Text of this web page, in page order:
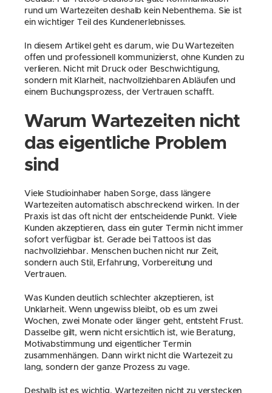
rund um Wartezeiten deshalb kein Nebenthema. Sie ist
ein wichtiger Teil des Kundenerlebnisses.
In diesem Artikel geht es darum, wie Du Wartezeiten
offen und professionell kommunizierst, ohne Kunden zu
verlieren. Nicht mit Druck oder Beschwichtigung,
sondern mit Klarheit, nachvollziehbaren Abläufen und
einem Buchungsprozess, der Vertrauen schafft.
Warum Wartezeiten nicht
das eigentliche Problem
sind
Viele Studioinhaber haben Sorge, dass längere
Wartezeiten automatisch abschreckend wirken. In der
Praxis ist das oft nicht der entscheidende Punkt. Viele
Kunden akzeptieren, dass ein guter Termin nicht immer
sofort verfügbar ist. Gerade bei Tattoos ist das
nachvollziehbar. Menschen buchen nicht nur Zeit,
sondern auch Stil, Erfahrung, Vorbereitung und
Vertrauen.
Was Kunden deutlich schlechter akzeptieren, ist
Unklarheit. Wenn ungewiss bleibt, ob es um zwei
Wochen, zwei Monate oder länger geht, entsteht Frust.
Dasselbe gilt, wenn nicht ersichtlich ist, wie Beratung,
Motivabstimmung und eigentlicher Termin
zusammenhängen. Dann wirkt nicht die Wartezeit zu
lang, sondern der ganze Prozess zu vage.
Deshalb ist es wichtig, Wartezeiten nicht zu verstecken